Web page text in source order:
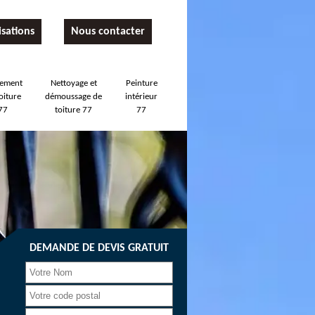
Nous contacter
Nettoyage et
démoussage de
toiture 77
Peinture
intérieur
77
DEMANDE DE DEVIS GRATUIT